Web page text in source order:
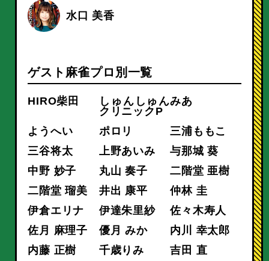
水口 美香
ゲスト麻雀プロ別一覧
HIRO柴田
しゅんしゅん
クリニックP
みあ
ようへい ポロリ
三浦ももこ
三谷将太
上野あいみ
与那城 葵
中野 妙子
丸山 奏子
二階堂 亜樹
二階堂 瑠美
井出 康平
仲林 圭
伊倉エリナ
伊達朱里紗
佐々木寿人
佐月 麻理子
優月 みか
内川 幸太郎
内藤 正樹
千歳りみ
吉田 直